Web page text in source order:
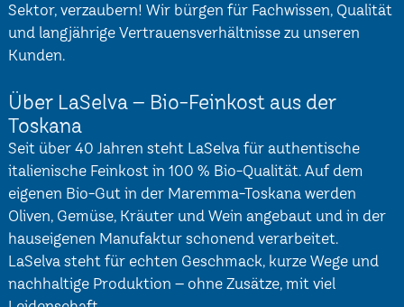
Sektor, verzaubern! Wir bürgen für Fachwissen, Qualität
und langjährige Vertrauensverhältnisse zu unseren
Kunden.
Über LaSelva – Bio-Feinkost aus der
Toskana
Seit über 40 Jahren steht LaSelva für authentische
italienische Feinkost in 100 % Bio-Qualität. Auf dem
eigenen Bio-Gut in der Maremma-Toskana werden
Oliven, Gemüse, Kräuter und Wein angebaut und in der
hauseigenen Manufaktur schonend verarbeitet.
LaSelva steht für echten Geschmack, kurze Wege und
nachhaltige Produktion – ohne Zusätze, mit viel